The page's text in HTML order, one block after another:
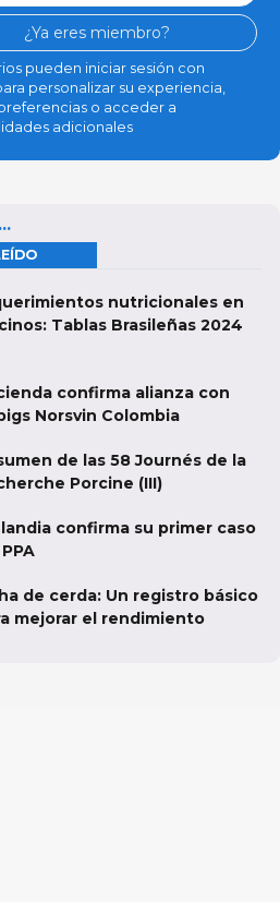
¿Ya eres miembro?
pueden iniciar sesión con
personalizar su experiencia,
o acceder a
adicionales
nutricionales en
Tablas Brasileñas 2024
confirma alianza con
Norsvin Colombia
de las 58 Journés de la
Porcine (III)
confirma su primer caso
de cerda: Un registro básico
mejorar el rendimiento